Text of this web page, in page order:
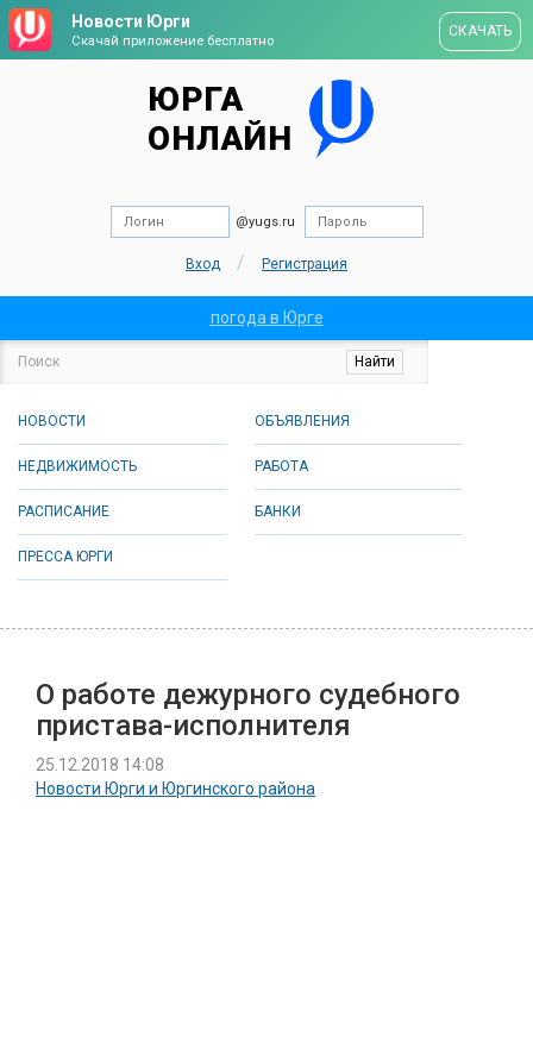
Новости Юрги
Скачай приложение бесплатно
СКАЧАТЬ
ЮРГА
ОНЛАЙН
@yugs.ru
Вход / Регистрация
погода в Юрге
НОВОСТИ ОБЪЯВЛЕНИЯ
НЕДВИЖИМОСТЬ РАБОТА
РАСПИСАНИЕ БАНКИ
ПРЕССА ЮРГИ
О работе дежурного судебного
пристава-исполнителя
25.12.2018 14:08
Новости Юрги и Юргинского района